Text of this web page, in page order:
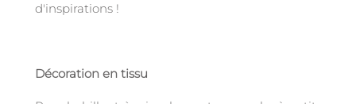
d'inspirations !
Décoration en tissu